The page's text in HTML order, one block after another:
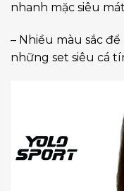
nhanh mặc siêu
– Nhiều màu sắc
những set siêu cá